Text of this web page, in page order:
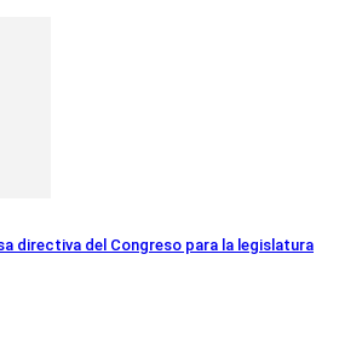
directiva del Congreso para la legislatura